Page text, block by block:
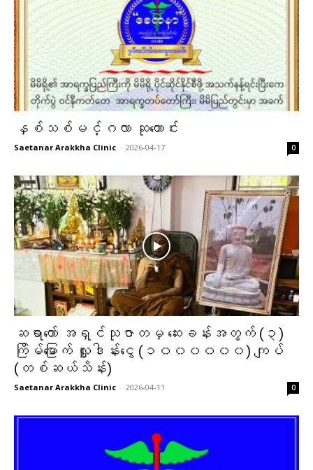
နှစ်သစ်မင်္ဂလာ ဆုတောင်း
Saetanar Arakkha Clinic - 2026-04-17 0
ဆရာတော် အရှင်သုဇာတမှ ဆေးခန်းအတွက် (၃)
ကြိမ်မြောက် လှူဒါန်းငွေ (၁၀၀၀၀၀၀) ကျပ်
(တစ်ဆယ်သိန်း)
Saetanar Arakkha Clinic - 2026-04-11 0